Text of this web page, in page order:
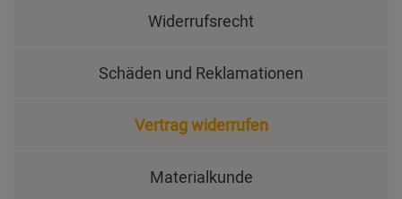
Widerrufsrecht
Schäden und Reklamationen
Vertrag widerrufen
Materialkunde